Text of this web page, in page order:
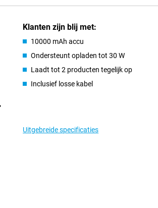
Klanten zijn blij met:
10000 mAh accu
Ondersteunt opladen tot 30 W
Laadt tot 2 producten tegelijk op
Inclusief losse kabel
Uitgebreide specificaties